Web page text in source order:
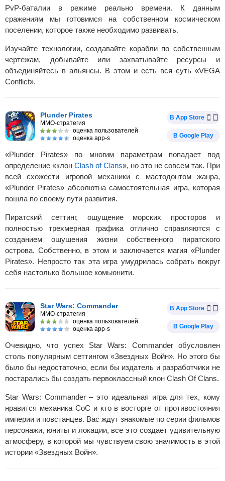
PvP-баталии в режиме реально времени. К данным
сражениям мы готовимся на собственном космическом
поселении, которое также необходимо развивать.
Изучайте технологии, создавайте корабли по собственным
чертежам, добывайте или захватывайте ресурсы и
объединяйтесь в альянсы. В этом и есть вся суть «VEGA
Conflict».
Plunder Pirates
MMO-стратегия
оценка пользователей
оценка app-s
В App Store
В Google Play
«Plunder Pirates» по многим параметрам попадает под
определение «клон Clash of Clans», но это не совсем так. При
всей схожести игровой механики с мастодонтом жанра,
«Plunder Pirates» абсолютна самостоятельная игра, которая
пошла по своему пути развития.
Пиратский сеттинг, ощущение морских просторов и
полностью трехмерная графика отлично справляются с
созданием ощущения жизни собственного пиратского
острова. Собственно, в этом и заключается магия «Plunder
Pirates». Непросто так эта игра умудрилась собрать вокруг
себя настолько большое комьюнити.
Star Wars: Commander
MMO-стратегия
оценка пользователей
оценка app-s
В App Store
В Google Play
Очевидно, что успех Star Wars: Commander обусловлен
столь популярным сеттингом «Звездных Войн». Но этого бы
было бы недостаточно, если бы издатель и разработчики не
постарались бы создать первоклассный клон Clash Of Clans.
Star Wars: Commander – это идеальная игра для тех, кому
нравится механика CoC и кто в восторге от противостояния
империи и повстанцев. Вас ждут знакомые по серии фильмов
персонажи, юниты и локации, все это создает удивительную
атмосферу, в которой мы чувствуем свою значимость в этой
истории «Звездных Войн».